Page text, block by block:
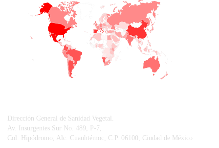
Dirección General de Sanidad Vegetal.
Av. Insurgentes Sur No. 489, P-7,
Col. Hipódromo, Alc. Cuauhtémoc, C.P. 06100, Ciudad de México